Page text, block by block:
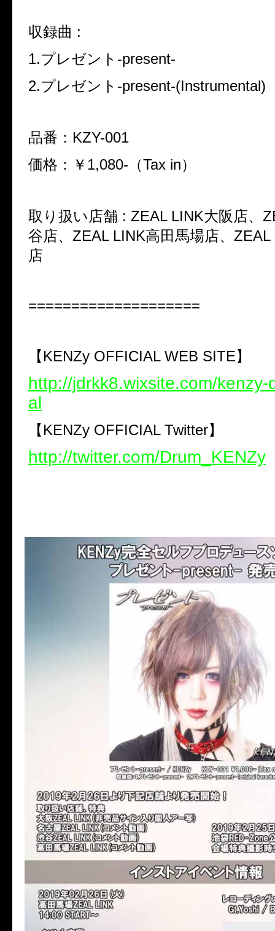
収録曲 :
1.プレゼント-present-
2.プレゼント-present-(Instrumental)
品番：KZY-001
価格：￥1,080-（Tax in）
取り扱い店舗 : ZEAL LINK大阪店、
谷店、ZEAL LINK高田馬場店、
店
====================
【KENZy OFFICIAL WEB SITE】
http://jdrkk8.wixsite.com/kenzy-
al
【KENZy OFFICIAL Twitter】
http://twitter.com/Drum_KENZy